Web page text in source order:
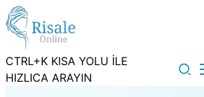
CTRL+K KISA YOLU İLE
HIZLICA ARAYIN